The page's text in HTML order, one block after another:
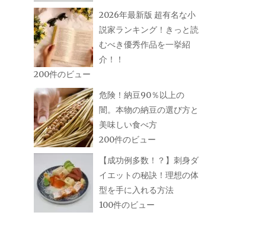
2026年最新版 超有名な小
説家ランキング！きっと読
むべき優秀作品を一挙紹
介！！
200件のビュー
危険！納豆90％以上の
闇。本物の納豆の選び方と
美味しい食べ方
200件のビュー
【成功例多数！？】刺身ダ
イエットの秘訣！理想の体
型を手に入れる方法
100件のビュー